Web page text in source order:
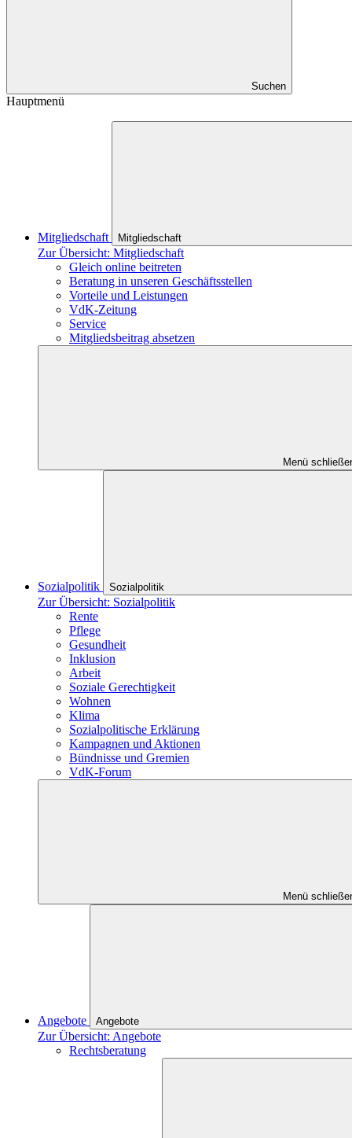
Suchen
Hauptmenü
Mitgliedschaft Mitgliedschaft
Zur Übersicht: Mitgliedschaft
Gleich online beitreten
Beratung in unseren Geschäftsstellen
Vorteile und Leistungen
VdK-Zeitung
Service
Mitgliedsbeitrag absetzen
Menü
Sozialpolitik Sozialpolitik
Zur Übersicht: Sozialpolitik
Rente
Pflege
Gesundheit
Inklusion
Arbeit
Soziale Gerechtigkeit
Wohnen
Klima
Sozialpolitische Erklärung
Kampagnen und Aktionen
Bündnisse und Gremien
VdK-Forum
Menü
Angebote Angebote
Zur Übersicht: Angebote
Rechtsberatung